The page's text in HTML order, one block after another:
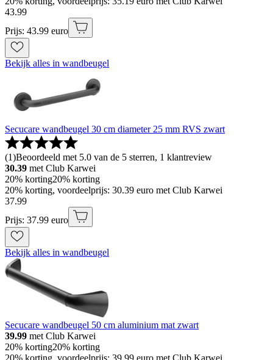
43.99
Prijs: 43.99 euro
Bekijk alles in wandbeugel
Secucare wandbeugel 30 cm diameter 25 mm RVS zwart
(1)Beoordeeld met 5.0 van de 5 sterren, 1 klantreview
30.39 met Club Karwei
20% korting20% korting
20% korting, voordeelprijs: 30.39 euro met Club Karwei
37.99
Prijs: 37.99 euro
Bekijk alles in wandbeugel
Secucare wandbeugel 50 cm aluminium mat zwart
39.99 met Club Karwei
20% korting20% korting